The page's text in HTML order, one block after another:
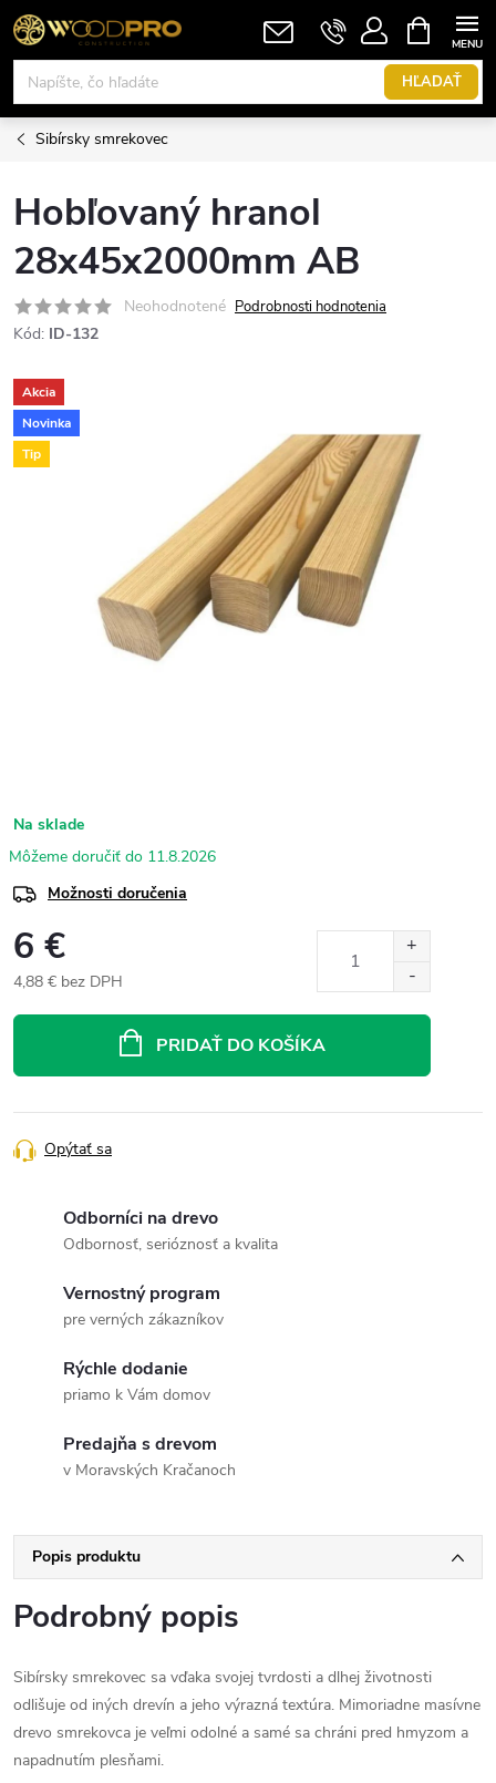
Prejsť
na
obsah
HĽADAŤ
KOŠÍK
Sibírsky smrekovec
Hobľovaný hranol
28x45x2000mm AB
Neohodnotené Podrobnosti hodnotenia
Kód: ID-132
Akcia
Novinka
Tip
Na sklade
11.8.2026
Možnosti doručenia
6 €
4,88 € bez DPH
PRIDAŤ DO KOŠÍKA
Opýtať sa
Odborníci na drevo
Odbornosť, serióznosť a kvalita
Vernostný program
pre verných zákazníkov
Rýchle dodanie
priamo k Vám domov
Predajňa s drevom
v Moravských Kračanoch
Popis produktu
Podrobný popis
Sibírsky smrekovec sa vďaka svojej tvrdosti a dlhej životnosti
odlišuje od iných drevín a jeho výrazná textúra. Mimoriadne masívne
drevo smrekovca je veľmi odolné a samé sa chráni pred hmyzom a
napadnutím plesňami.